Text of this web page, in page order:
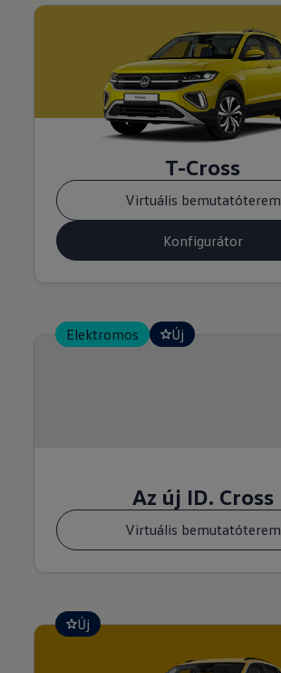
T-Cross
Virtuális bemutatóterem
Konfigurátor
Az új ID. Cross
Virtuális bemutatóterem
Elektromos Új
Új